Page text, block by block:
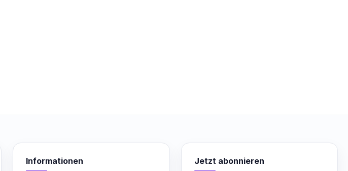
Informationen Jetzt abonnieren